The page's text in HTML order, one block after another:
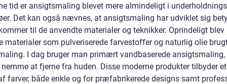
tid er ansigtsmaling blevet mere almindeligt i
Det kan også nævnes, at ansigtsmaling har udviklet sig
til de anvendte materialer og teknikker. Oprindeligt blev
materialer som pulveriserede farvestoffer og naturlig olie
I dag bruger man primært vandbaserede ansigtsmaling,
at fjerne fra huden. Disse moderne produkter tilbyder
farver, både enkle og for præfabrikerede designs samt